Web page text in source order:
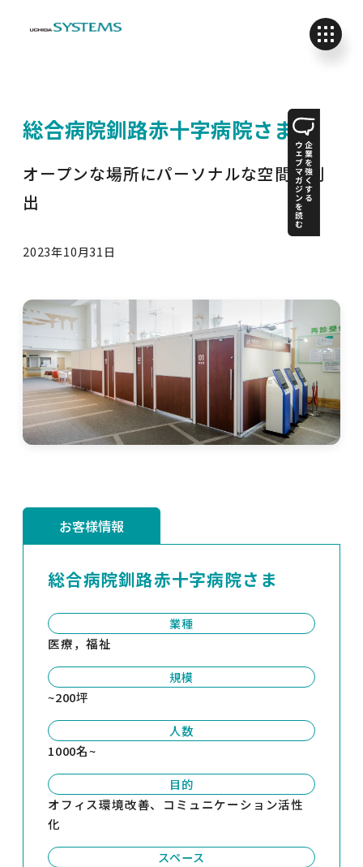
総合病院釧路赤十字病院さま
オープンな場所にパーソナルな空間を創
出
投稿日
2023年10月31日
お客様情報
総合病院釧路赤十字病院さま
業種
医療，福祉
規模
~200坪
人数
1000名~
目的
オフィス環境改善、コミュニケーション活性
化
スペース